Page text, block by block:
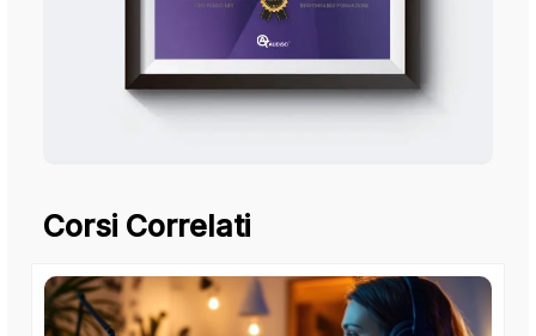
Corsi Correlati